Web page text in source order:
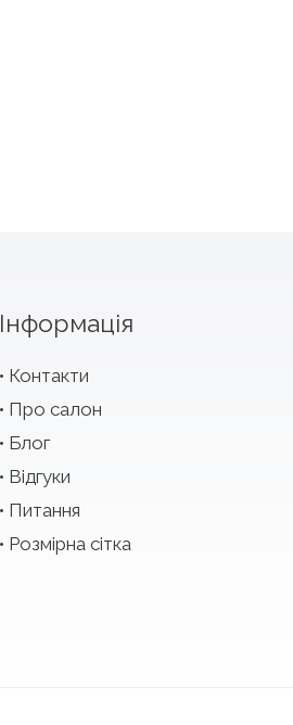
Інформація
Контакти
Про салон
Блог
Відгуки
Питання
Розмірна сітка